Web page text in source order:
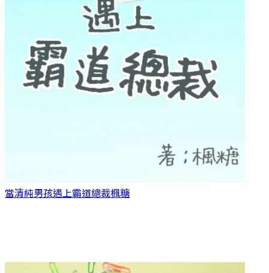
當清純男孩遇上霸道總裁楓糖